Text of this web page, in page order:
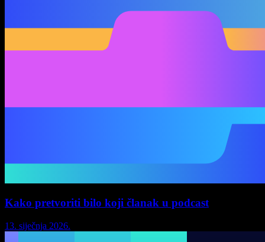
Kako pretvoriti bilo koji članak u podcast
13. siječnja 2026.